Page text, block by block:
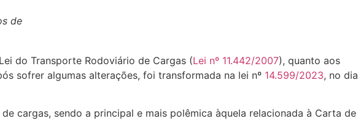
de
do Transporte Rodoviário de Cargas (Lei nº 11.442/2007), quanto aos
sofrer algumas alterações, foi transformada na lei nº 14.599/2023, no dia
cargas, sendo a principal e mais polêmica àquela relacionada à Carta de